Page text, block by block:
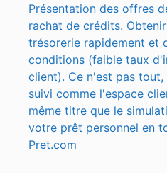
Présentation des offres
rachat de crédits.
trésorerie rapidement et
conditions (faible taux
client). Ce n'est pas
suivi comme l'espace
même titre que le
votre prêt personnel en
Pret.com